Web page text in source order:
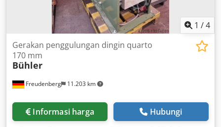
1 /4
Freudenberg 11.203 km
Gerakan penggulungan dingin quarto
170 mm
Bühler
Informasi harga Hubungi